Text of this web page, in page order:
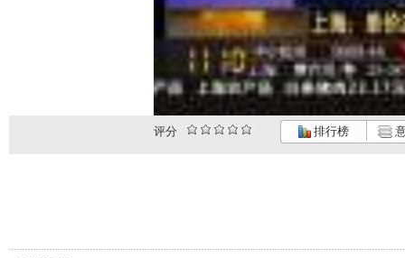
评分 排行榜